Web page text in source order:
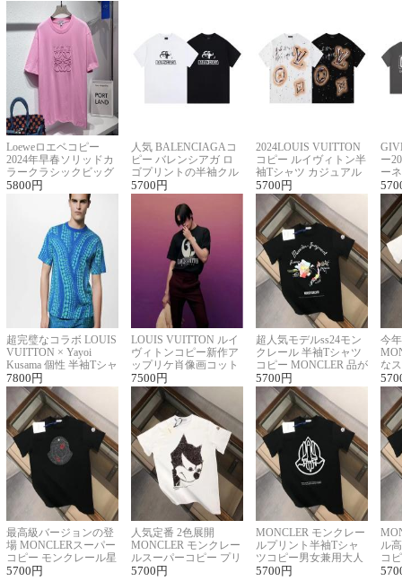
Loeweロエベコピー
2024年早春ソリッドカ
ラークラシックビッグ
ロゴ刺繍Tシャツ
5800 円
人気 BALENCIAGAコ
ピー バレンシアガ ロ
ゴプリントの半袖クル
ーネックTシャツ
5700 円
2024LOUIS VUITTON
コピー ルイヴィトン半
袖Tシャツ カジュアル
に馴染む 2色展開
5700 円
ー
ー
ー
超完璧なコラボ LOUIS
VUITTON × Yayoi
Kusama 個性 半袖Tシャ
ツコピー男女兼用
7800 円
LOUIS VUITTON ルイ
ヴィトンコピー新作ア
ップリケ肖像画コット
ンニット半袖Tシャツ
7500 円
超人気モデルss24モン
クレール 半袖Tシャツ
コピー MONCLER 品が
良く見た目
5700 円
今
な
ル
最高級バージョンの登
場 MONCLERスーパー
コピー モンクレール星
座半袖Tシャツ
5700 円
人気定番 2色展開
MONCLER モンクレー
ルスーパーコピー プリ
ント半袖Tシャツ
5700 円
MONCLER モンクレー
ルプリント半袖Tシャ
ツコピー男女兼用大人
可愛い春夏コーデ
5700 円
ル
コ
ィ